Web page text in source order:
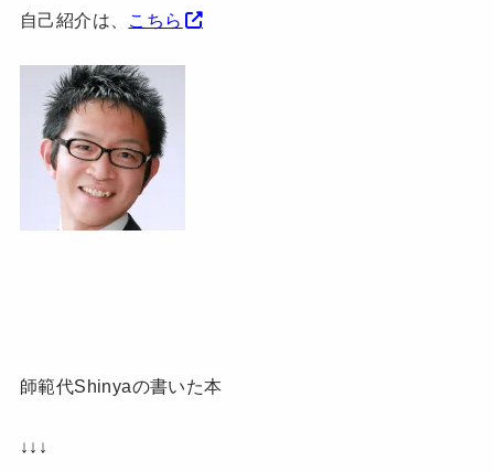
自己紹介は、 こちら
師範代Shinyaの書いた本
↓↓↓